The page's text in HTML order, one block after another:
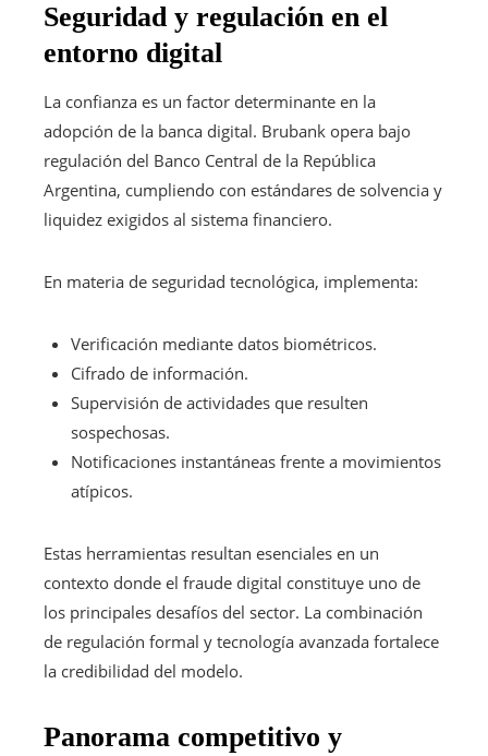
Seguridad y regulación en el
entorno digital
La confianza es un factor determinante en la
adopción de la banca digital. Brubank opera bajo
regulación del Banco Central de la República
Argentina, cumpliendo con estándares de solvencia y
liquidez exigidos al sistema financiero.
En materia de seguridad tecnológica, implementa:
Verificación mediante datos biométricos.
Cifrado de información.
Supervisión de actividades que resulten
sospechosas.
Notificaciones instantáneas frente a movimientos
atípicos.
Estas herramientas resultan esenciales en un
contexto donde el fraude digital constituye uno de
los principales desafíos del sector. La combinación
de regulación formal y tecnología avanzada fortalece
la credibilidad del modelo.
Panorama competitivo y